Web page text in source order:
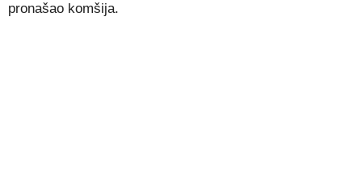
pronašao komšija.